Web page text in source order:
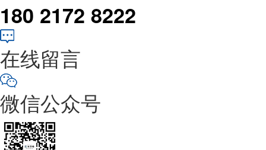
180 2172 8222
在线留言
微信公众号